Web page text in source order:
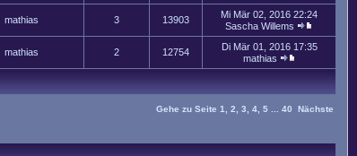
mathias 3 13903
Mi Mär 02, 2016 22:24
Sascha Willems
mathias 2 12754
Di Mär 01, 2016 17:35
mathias
Gehe zu Seite 1 2 3 4 5 40
Nächste